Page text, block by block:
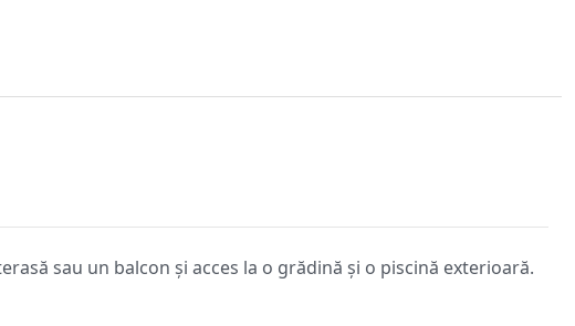
sau un balcon și acces la o grădină și o piscină exterioară.